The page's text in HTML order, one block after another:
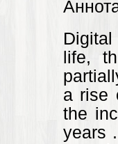
life,
a rise
the
years